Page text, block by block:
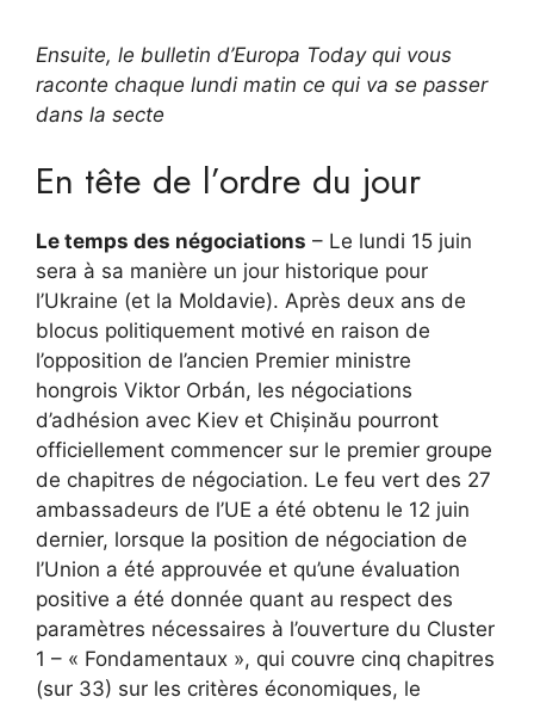
Ensuite, le bulletin d’Europa Today qui vous
raconte chaque lundi matin ce qui va se passer
dans la secte
En tête de l’ordre du jour
Le temps des négociations – Le lundi 15 juin
sera à sa manière un jour historique pour
l’Ukraine (et la Moldavie). Après deux ans de
blocus politiquement motivé en raison de
l’opposition de l’ancien Premier ministre
hongrois Viktor Orbán, les négociations
d’adhésion avec Kiev et Chișinău pourront
officiellement commencer sur le premier groupe
de chapitres de négociation. Le feu vert des 27
ambassadeurs de l’UE a été obtenu le 12 juin
dernier, lorsque la position de négociation de
l’Union a été approuvée et qu’une évaluation
positive a été donnée quant au respect des
paramètres nécessaires à l’ouverture du Cluster
1 – « Fondamentaux », qui couvre cinq chapitres
(sur 33) sur les critères économiques, le